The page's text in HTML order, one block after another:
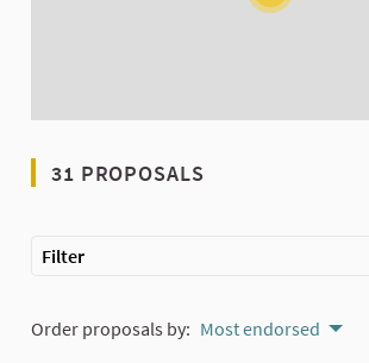
31 PROPOSALS
Filter
Order proposals by: Most endorsed